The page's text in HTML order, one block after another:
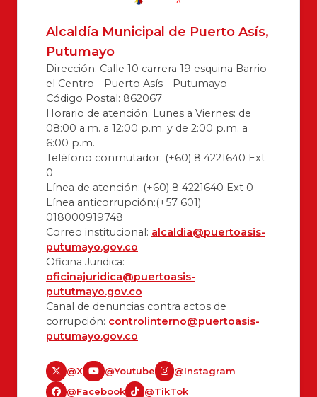
Alcaldía Municipal de Puerto Asís,
Putumayo
Dirección: Calle 10 carrera 19 esquina Barrio
el Centro - Puerto Asís - Putumayo
Código Postal: 862067
Horario de atención: Lunes a Viernes: de
08:00 a.m. a 12:00 p.m. y de 2:00 p.m. a
6:00 p.m.
Teléfono conmutador: (+60) 8 4221640 Ext
0
Línea de atención: (+60) 8 4221640 Ext 0
Línea anticorrupción:(+57 601)
018000919748
Correo institucional: alcaldia@puertoasis-
putumayo.gov.co
Oficina Juridica:
oficinajuridica@puertoasis-
pututmayo.gov.co
Canal de denuncias contra actos de
corrupción: controlinterno@puertoasis-
putumayo.gov.co
@X @Youtube
@Instagram
@Facebook
@TikTok